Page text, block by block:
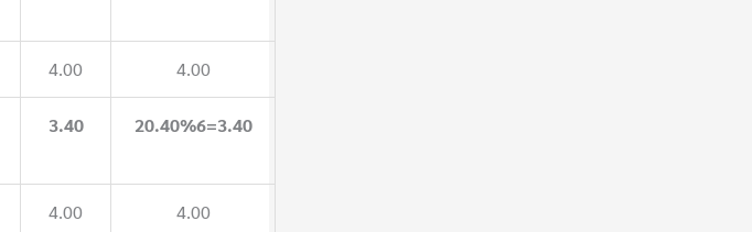
4.00 4.00
3.40 20.40%6=3.40
4.00 4.00